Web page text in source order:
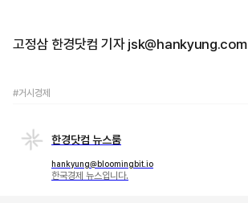
고정삼 한경닷컴 기자 jsk@hankyung.com
#거시경제
한경닷컴 뉴스룸
hankyung@bloomingbit.io
한국경제 뉴스입니다.